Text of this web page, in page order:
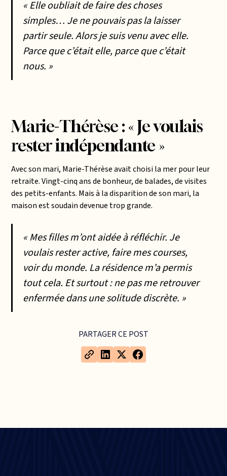
« Elle oubliait de faire des choses
simples… Je ne pouvais pas la laisser
partir seule. Alors je suis venu avec elle.
Parce que c’était elle, parce que c’était
nous. »
Marie-Thérèse : « Je voulais
rester indépendante »
Avec son mari, Marie-Thérèse avait choisi la mer pour leur
retraite. Vingt-cinq ans de bonheur, de balades, de visites
des petits-enfants. Mais à la disparition de son mari, la
maison est soudain devenue trop grande.
« Mes filles m’ont aidée à réfléchir. Je
voulais rester active, faire mes courses,
voir du monde. La résidence m’a permis
tout cela. Et surtout : ne pas me retrouver
enfermée dans une solitude discrète. »
PARTAGER CE POST